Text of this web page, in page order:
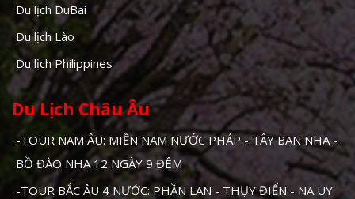
Du lịch DuBai
Du lịch Lào
Du lịch Philippines
Du Lịch Châu Âu
-TOUR NAM ÂU: MIỀN NAM NƯỚC PHÁP - TÂY BAN NHA -
BỒ ĐÀO NHA 12 NGÀY 9 ĐÊM
-TOUR BẮC ÂU 4 NƯỚC: PHẦN LAN - THỤY ĐIỂN - NA UY